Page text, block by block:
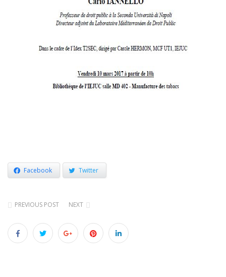
Facebook Twitter
PREVIOUS POST NEXT